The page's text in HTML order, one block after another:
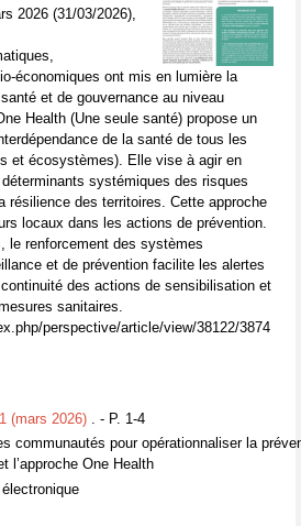
2026 (31/03/2026),
économiques ont mis en lumière la
et de gouvernance au niveau
Health (Une seule santé) propose un
de la santé de tous les
et écosystèmes). Elle vise à agir en
systémiques des risques
résilience des territoires. Cette approche
locaux dans les actions de prévention.
le renforcement des systèmes
et de prévention facilite les alertes
des actions de sensibilisation et
sanitaires.
perspective/article/view/38122/3874
(mars 2026) . - P. 1-4
communautés pour opérationnaliser la
l’approche One Health